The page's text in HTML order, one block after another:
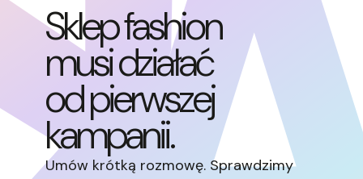
Sklep fashion
musi działać
od pierwszej
kampanii.
Umów krótką rozmowę. Sprawdzimy